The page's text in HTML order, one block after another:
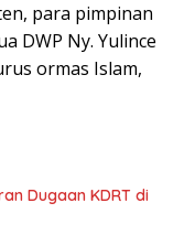
para pimpinan
DWP Ny. Yulince
ormas Islam,
Dugaan KDRT di